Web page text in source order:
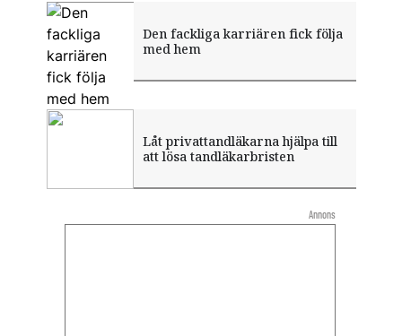
Den fackliga karriären fick följa
med hem
Låt privattandläkarna hjälpa till
att lösa tandläkarbristen
Annons